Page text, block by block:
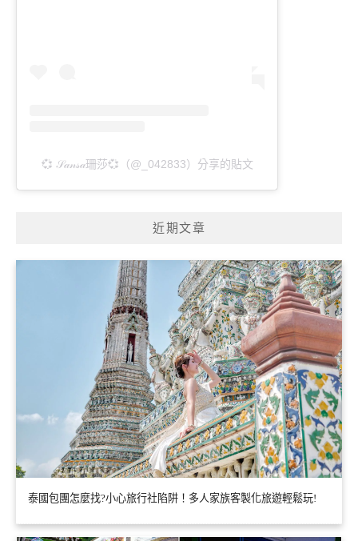
💞 𝒮𝒶𝓃𝓈𝒶珊莎💞（@_042833）分享的貼文
近期文章
泰國包團怎麼找?小心旅行社陷阱！多人家族客製化旅遊輕鬆玩!